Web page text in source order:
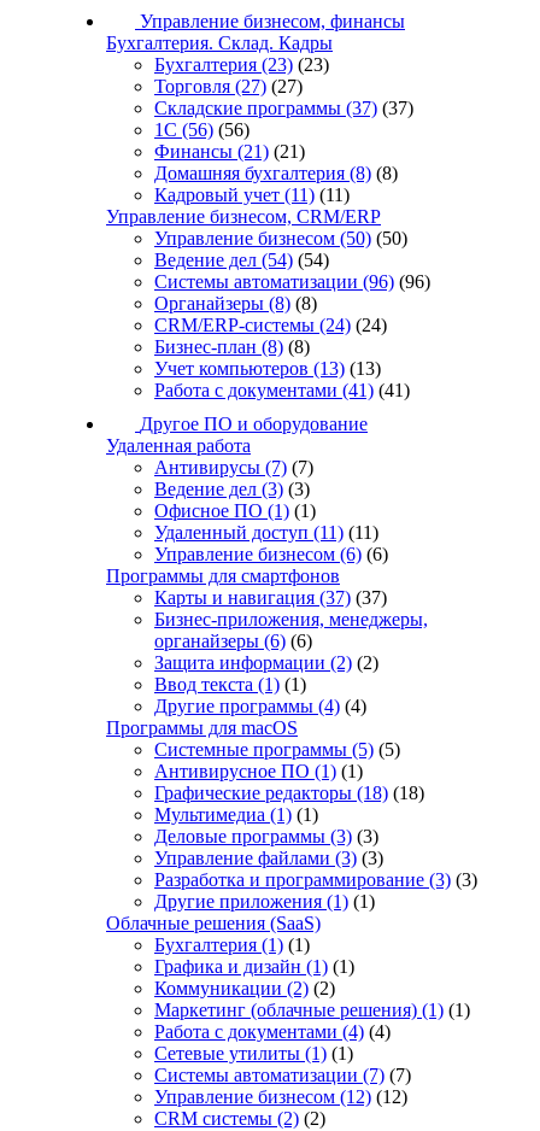
Управление бизнесом, финансы
Бухгалтерия. Склад. Кадры
Бухгалтерия (23) (23)
Торговля (27) (27)
Складские программы (37) (37)
1С (56) (56)
Финансы (21) (21)
Домашняя бухгалтерия (8) (8)
Кадровый учет (11) (11)
Управление бизнесом, CRM/ERP
Управление бизнесом (50) (50)
Ведение дел (54) (54)
Системы автоматизации (96) (96)
Органайзеры (8) (8)
CRM/ERP-системы (24) (24)
Бизнес-план (8) (8)
Учет компьютеров (13) (13)
Работа с документами (41) (41)
Другое ПО и оборудование
Удаленная работа
Антивирусы (7) (7)
Ведение дел (3) (3)
Офисное ПО (1) (1)
Удаленный доступ (11) (11)
Управление бизнесом (6) (6)
Программы для смартфонов
Карты и навигация (37) (37)
Бизнес-приложения, менеджеры,
органайзеры (6) (6)
Защита информации (2) (2)
Ввод текста (1) (1)
Другие программы (4) (4)
Программы для macOS
Системные программы (5) (5)
Антивирусное ПО (1) (1)
Графические редакторы (18) (18)
Мультимедиа (1) (1)
Деловые программы (3) (3)
Управление файлами (3) (3)
Разработка и программирование (3) (3)
Другие приложения (1) (1)
Облачные решения (SaaS)
Бухгалтерия (1) (1)
Графика и дизайн (1) (1)
Коммуникации (2) (2)
Маркетинг (облачные решения) (1) (1)
Работа с документами (4) (4)
Сетевые утилиты (1) (1)
Системы автоматизации (7) (7)
Управление бизнесом (12) (12)
CRM системы (2) (2)